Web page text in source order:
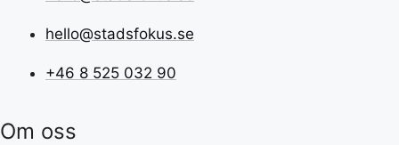
hello@stadsfokus.se
+46 8 525 032 90
Om oss